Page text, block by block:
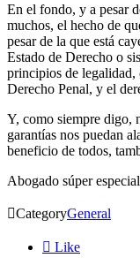
En el fondo, y a pesar
muchos, el hecho de
pesar de la que está
Estado de Derecho o
principios de
Derecho Penal, y el
Y, como siempre digo,
garantías nos puedan
beneficio de todos,
Abogado súper
CategoryGeneral
 Like